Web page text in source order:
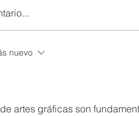
nuevo
artes gráficas son